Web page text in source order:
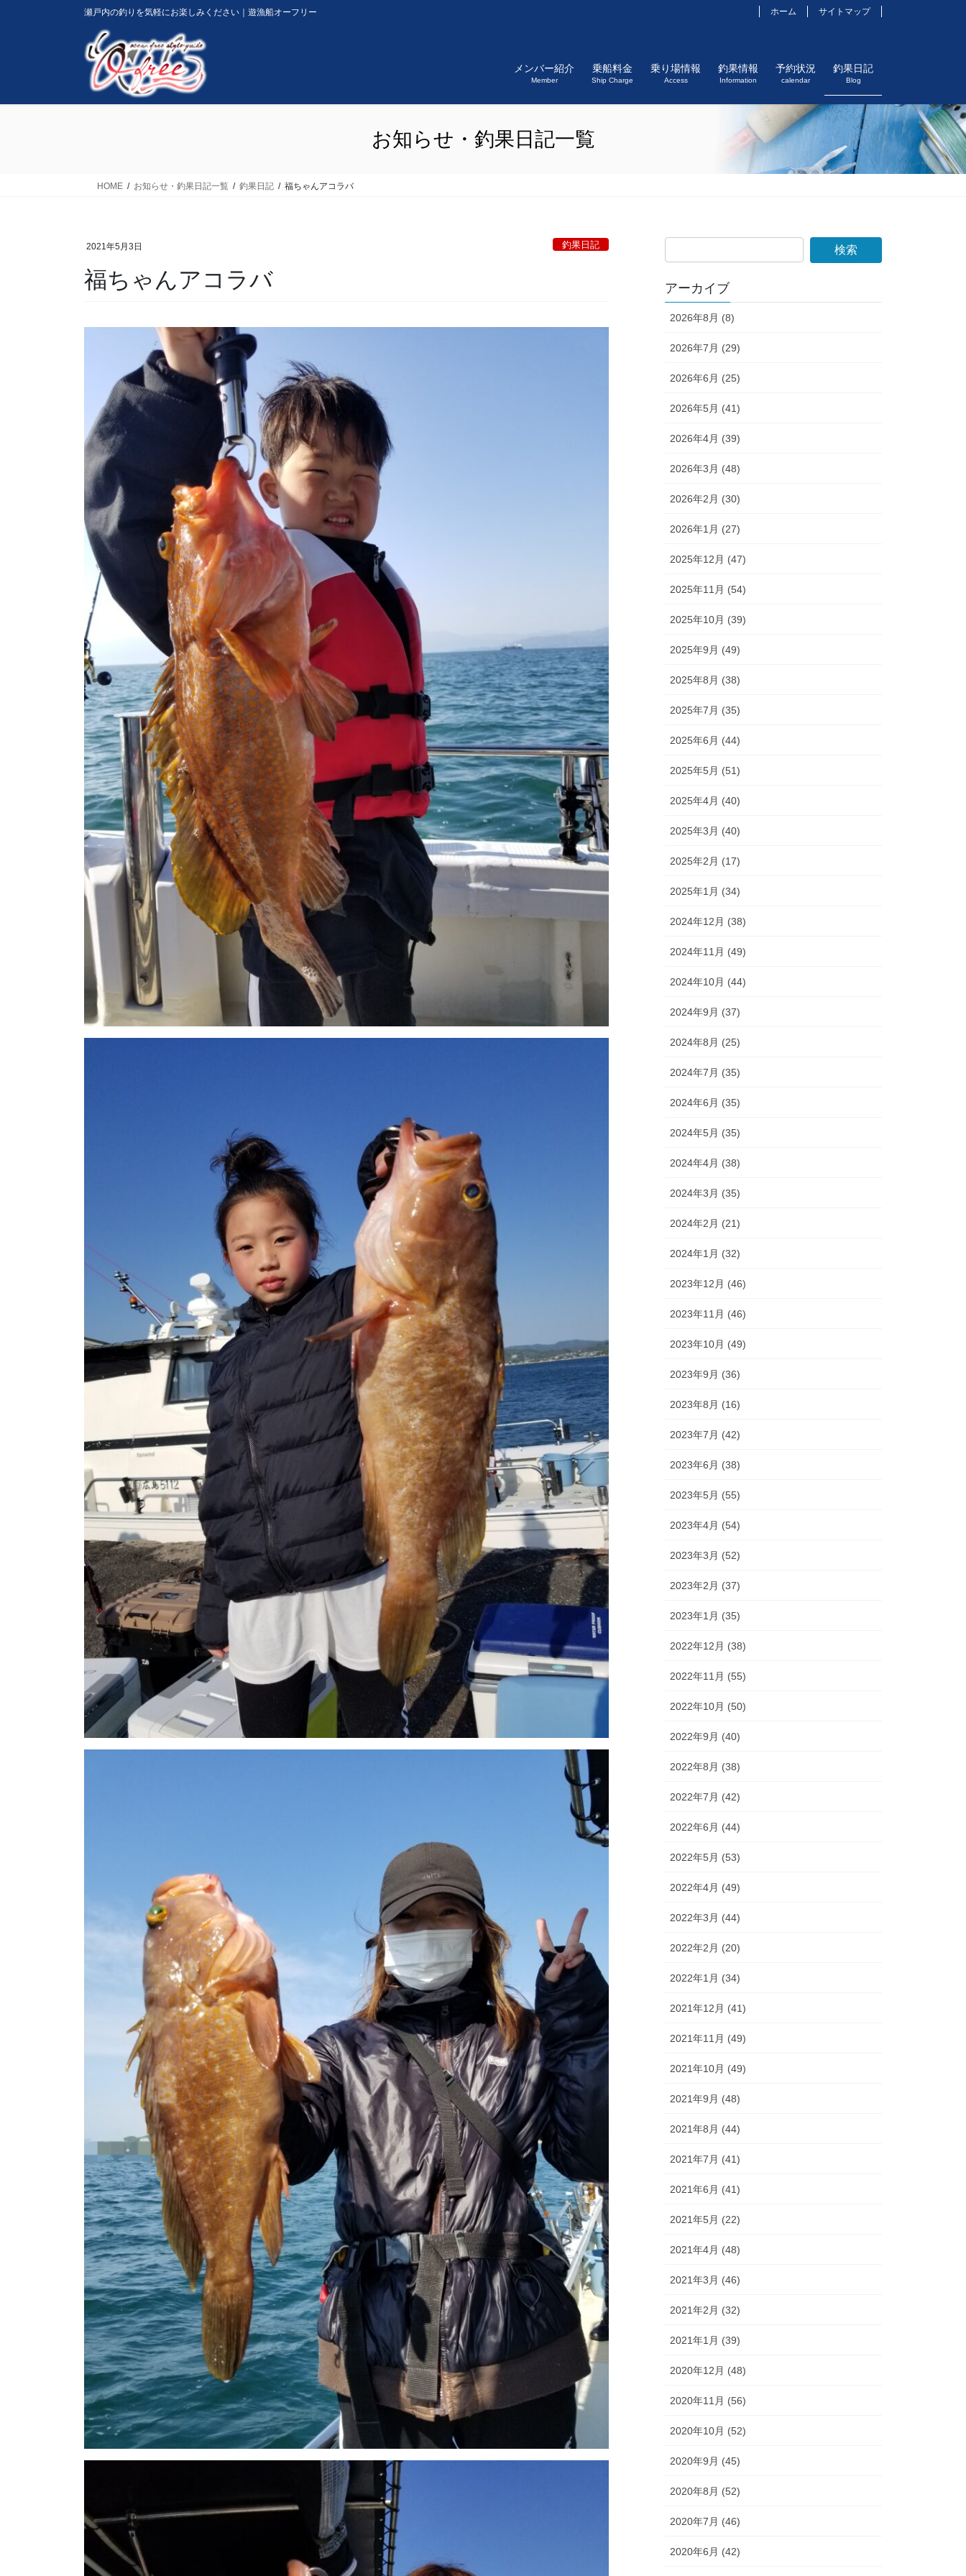
瀬戸内の釣りを気軽にお楽しみください｜遊漁船オーフリー ホーム サイトマップ
メンバー紹介
Member
乗船料金
Ship Charge
乗り場情報
Access
釣果情報
Information
予約状況
calendar
釣果日記
Blog
お知らせ・釣果日記一覧
HOME お知らせ・釣果日記一覧 釣果日記 福ちゃんアコラバ
2021年5月3日 釣果日記
福ちゃんアコラバ アーカイブ
2026年8月 (8)
2026年7月 (29)
2026年6月 (25)
2026年5月 (41)
2026年4月 (39)
2026年3月 (48)
2026年2月 (30)
2026年1月 (27)
2025年12月 (47)
2025年11月 (54)
2025年10月 (39)
2025年9月 (49)
2025年8月 (38)
2025年7月 (35)
2025年6月 (44)
2025年5月 (51)
2025年4月 (40)
2025年3月 (40)
2025年2月 (17)
2025年1月 (34)
2024年12月 (38)
2024年11月 (49)
2024年10月 (44)
2024年9月 (37)
2024年8月 (25)
2024年7月 (35)
2024年6月 (35)
2024年5月 (35)
2024年4月 (38)
2024年3月 (35)
2024年2月 (21)
2024年1月 (32)
2023年12月 (46)
2023年11月 (46)
2023年10月 (49)
2023年9月 (36)
2023年8月 (16)
2023年7月 (42)
2023年6月 (38)
2023年5月 (55)
2023年4月 (54)
2023年3月 (52)
2023年2月 (37)
2023年1月 (35)
2022年12月 (38)
2022年11月 (55)
2022年10月 (50)
2022年9月 (40)
2022年8月 (38)
2022年7月 (42)
2022年6月 (44)
2022年5月 (53)
2022年4月 (49)
2022年3月 (44)
2022年2月 (20)
2022年1月 (34)
2021年12月 (41)
2021年11月 (49)
2021年10月 (49)
2021年9月 (48)
2021年8月 (44)
2021年7月 (41)
2021年6月 (41)
2021年5月 (22)
2021年4月 (48)
2021年3月 (46)
2021年2月 (32)
2021年1月 (39)
2020年12月 (48)
2020年11月 (56)
2020年10月 (52)
2020年9月 (45)
2020年8月 (52)
2020年7月 (46)
2020年6月 (42)